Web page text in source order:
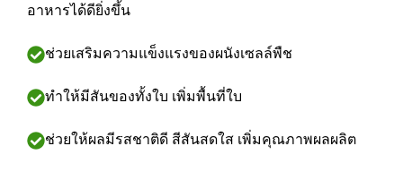
อาหารได้ดียิ่งขึ้น
ช่วยเสริมความแข็งแรงของผนังเซลล์พืช
ทำให้มีสันของทั้งใบ เพิ่มพื้นที่ใบ
ช่วยให้ผลมีรสชาติดี สีสันสดใส เพิ่มคุณภาพผลผลิต